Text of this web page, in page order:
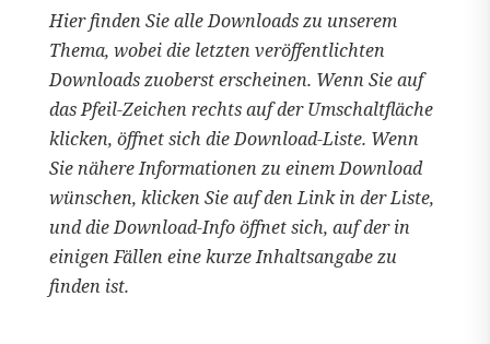
Hier finden Sie alle Downloads zu unserem
Thema, wobei die letzten veröffentlichten
Downloads zuoberst erscheinen. Wenn Sie auf
das Pfeil-Zeichen rechts auf der Umschaltfläche
klicken, öffnet sich die Download-Liste. Wenn
Sie nähere Informationen zu einem Download
wünschen, klicken Sie auf den Link in der Liste,
und die Download-Info öffnet sich, auf der in
einigen Fällen eine kurze Inhaltsangabe zu
finden ist.